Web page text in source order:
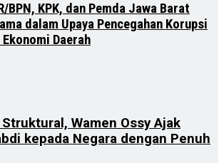
BPN, KPK, dan Pemda Jawa Barat
dalam Upaya Pencegahan Korupsi
Daerah
Wamen Ossy Ajak
kepada Negara dengan Penuh